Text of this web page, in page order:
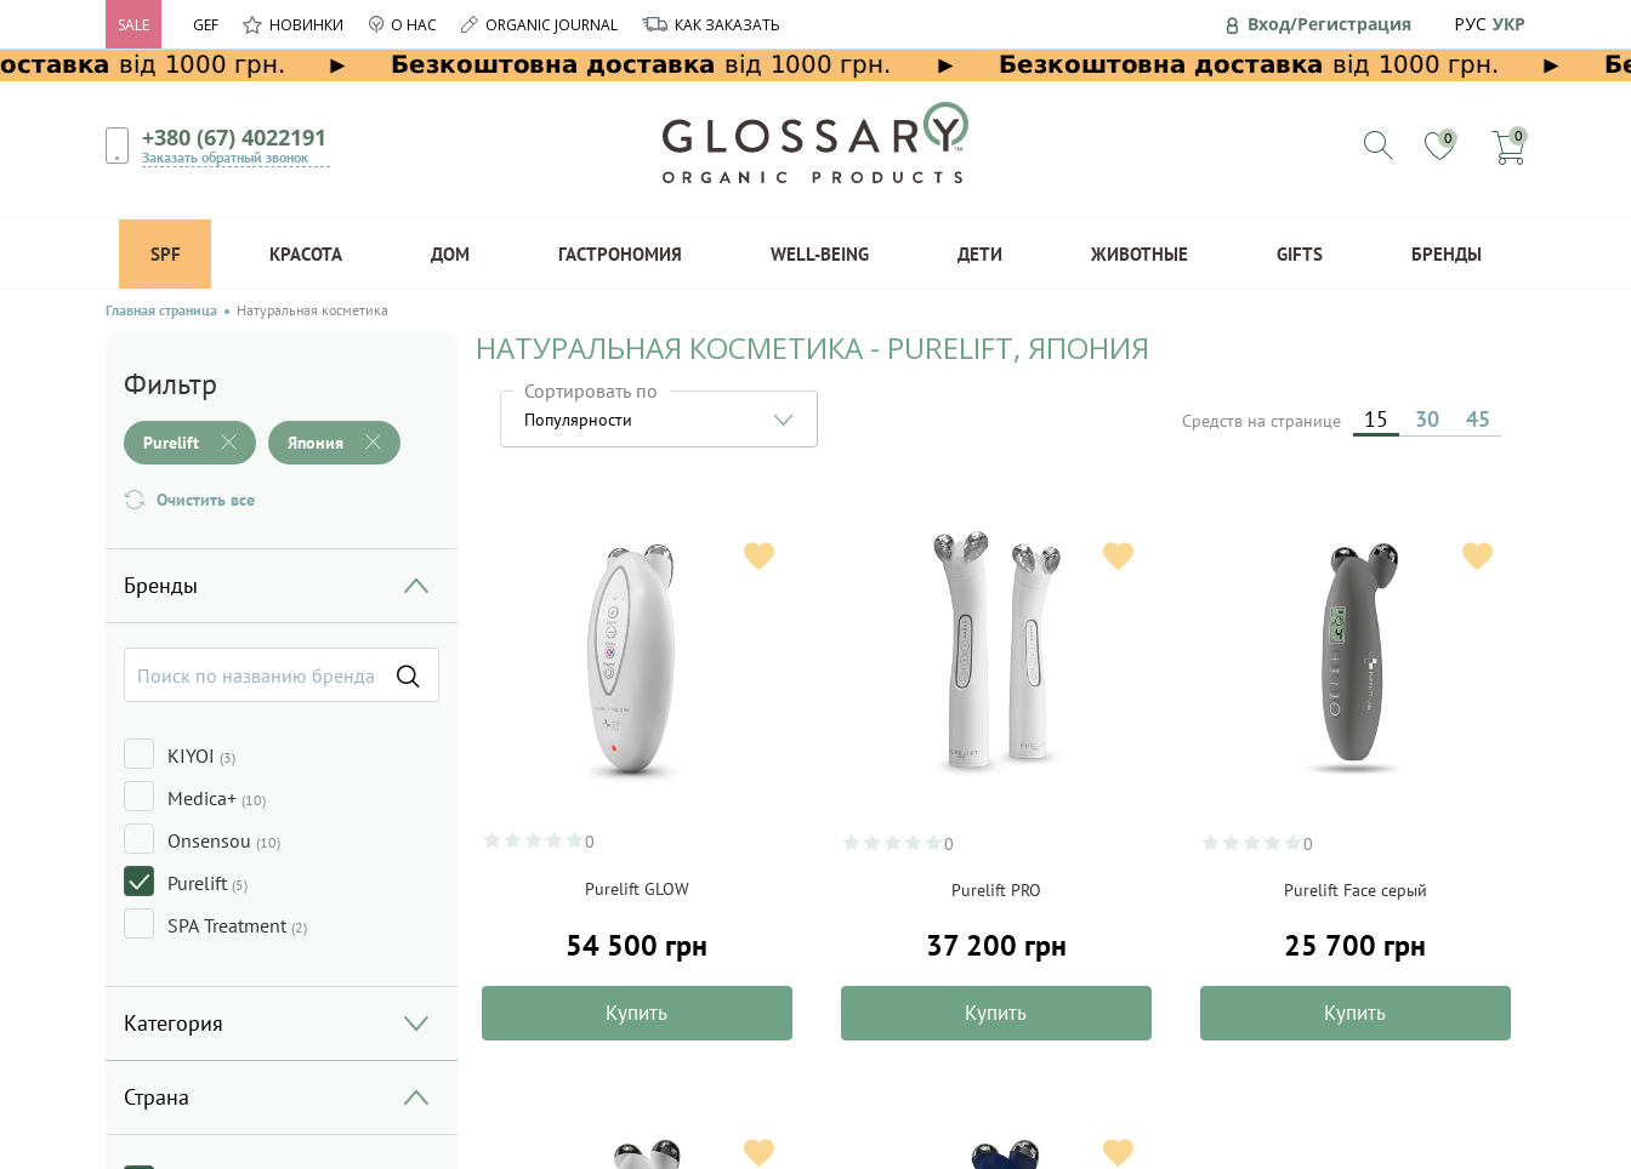
SALE GEF НОВИНКИ О НАС ORGANIC JOURNAL КАК ЗАКАЗАТЬ Вход/Регистрация РУС УКР
+380 (67) 4022191
Заказать обратный звонок
0 0
SPF КРАСОТА ДОМ ГАСТРОНОМИЯ WELL-BEING ДЕТИ ЖИВОТНЫЕ GIFTS БРЕНДЫ
Главная страница Натуральная косметика
Фильтр
Purelift Япония
Очистить все
Бренды
KIYOI (3)
Medica+ (10)
Onsensou (10)
Purelift (5)
SPA Treatment (2)
Категория
Страна
НАТУРАЛЬНАЯ КОСМЕТИКА - PURELIFT, ЯПОНИЯ
Сортировать по
Популярности Средств на странице 15 30 45
0
Purelift GLOW
54 500 грн
Купить
0
Purelift PRO
37 200 грн
Купить
0
Purelift Face серый
25 700 грн
Купить